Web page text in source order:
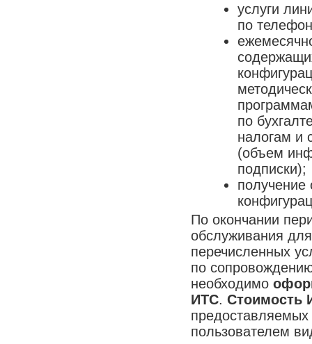
услуги
по
по
налогам и
(объем
подписки);
По окончании
обслуживания
перечисленных
по
необходимо
ИТС. Стоимость
предоставляемых
пользователем